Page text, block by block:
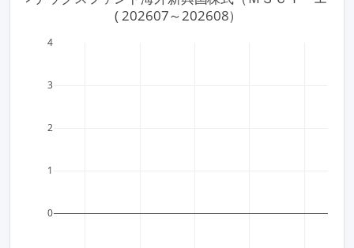
0
1
2
3
4
( 202607～202608）